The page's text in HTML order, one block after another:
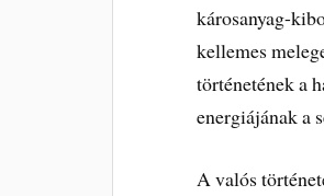
károsanyag-
kellemes
történetének a
energiájának a
A valós